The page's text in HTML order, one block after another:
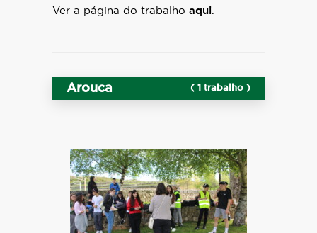
Ver a página do trabalho aqui.
Arouca ( 1 trabalho )